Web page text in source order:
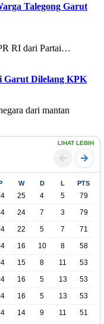
Talegong Garut
RI dari Partai…
Garut Dilelang KPK
dari mantan
LIHAT LEBIH
W D L PTS
25 4 5
79
24 7 3
79
22 5 7
71
16 10 8
58
15 8 11
53
16 5 13
53
16 5 13
53
14 9 11
51